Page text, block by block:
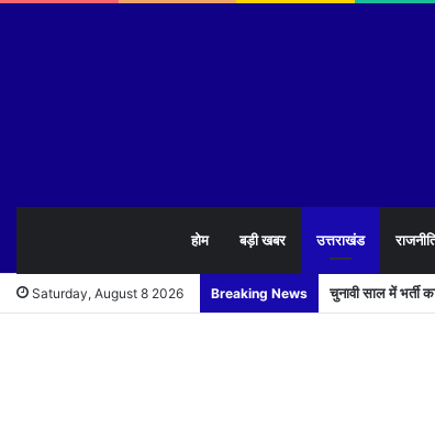
होम बड़ी खबर उत्तराखंड
Saturday, August 8 2026 Breaking News चुनावी साल में भर्ती